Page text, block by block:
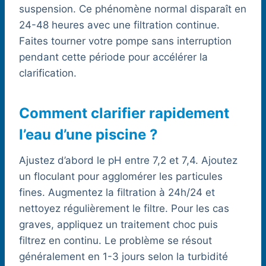
suspension. Ce phénomène normal disparaît en
24-48 heures avec une filtration continue.
Faites tourner votre pompe sans interruption
pendant cette période pour accélérer la
clarification.
Comment clarifier rapidement
l’eau d’une piscine ?
Ajustez d’abord le pH entre 7,2 et 7,4. Ajoutez
un floculant pour agglomérer les particules
fines. Augmentez la filtration à 24h/24 et
nettoyez régulièrement le filtre. Pour les cas
graves, appliquez un traitement choc puis
filtrez en continu. Le problème se résout
généralement en 1-3 jours selon la turbidité